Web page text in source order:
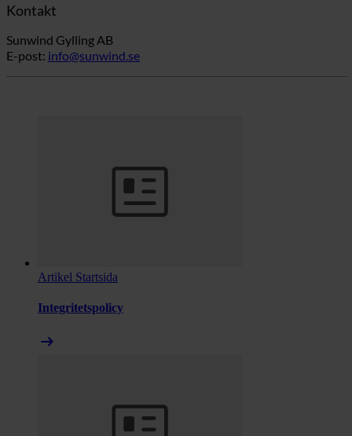
Kontakt
Sunwind Gylling AB
E-post: info@sunwind.se
Artikel Startsida
Integritetspolicy
arrow_right_alt